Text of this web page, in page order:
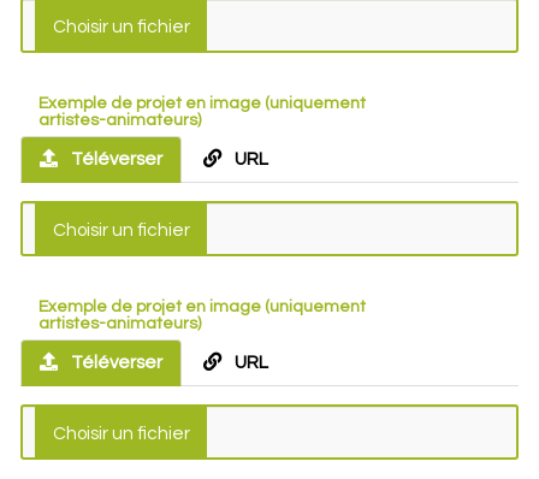
Exemple de projet en image (uniquement
artistes-animateurs)
Téléverser URL
Exemple de projet en image (uniquement
artistes-animateurs)
Téléverser URL